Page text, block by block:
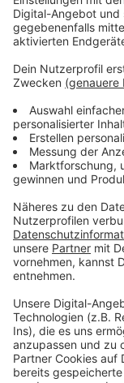
Anzeige
Wir
Details
Fünf für Culcha
Anzeige